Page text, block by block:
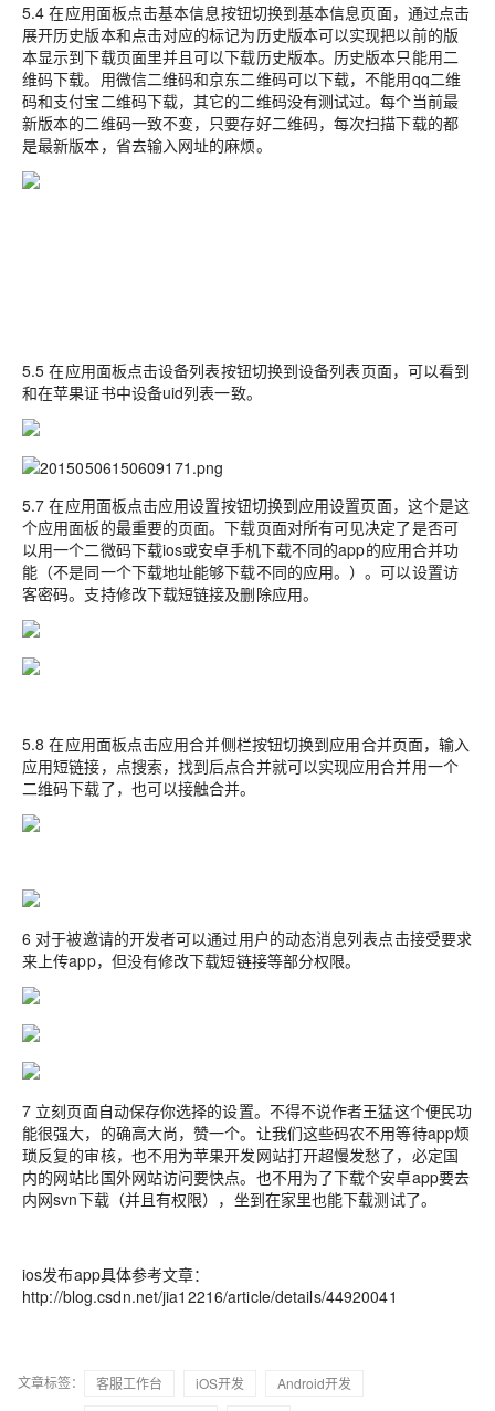
5.4 在应用面板点击基本信息按钮切换到基本信息页面，通过点击
展开历史版本和点击对应的标记为历史版本可以实现把以前的版
本显示到下载页面里并且可以下载历史版本。历史版本只能用二
维码下载。用微信二维码和京东二维码可以下载，不能用qq二维
码和支付宝二维码下载，其它的二维码没有测试过。每个当前最
新版本的二维码一致不变，只要存好二维码，每次扫描下载的都
是最新版本，省去输入网址的麻烦。
5.5在应用面板点击设备列表按钮切换到设备列表页面，可以看到
和在苹果证书中设备uid列表一致。
5.7 在应用面板点击应用设置按钮切换到应用设置页面，这个是这
个应用面板的最重要的页面。下载页面对所有可见决定了是否可
以用一个二微码下载ios或安卓手机下载不同的app的应用合并功
能（不是同一个下载地址能够下载不同的应用。）。可以设置访
客密码。支持修改下载短链接及删除应用。
5.8在应用面板点击应用合并侧栏按钮切换到应用合并页面，输入
应用短链接，点搜索，找到后点合并就可以实现应用合并用一个
二维码下载了，也可以接触合并。
6 对于被邀请的开发者可以通过用户的动态消息列表点击接受要求
来上传app，但没有修改下载短链接等部分权限。
7 立刻页面自动保存你选择的设置。不得不说作者王猛这个便民功
能很强大，的确高大尚，赞一个。让我们这些码农不用等待app烦
琐反复的审核，也不用为苹果开发网站打开超慢发愁了，必定国
内的网站比国外网站访问要快点。也不用为了下载个安卓app要去
内网svn下载（并且有权限），坐到在家里也能下载测试了。
ios发布app具体参考文章：
http://blog.csdn.net/jia12216/article/details/44920041
文章标签： 客服工作台 iOS开发
Android开发